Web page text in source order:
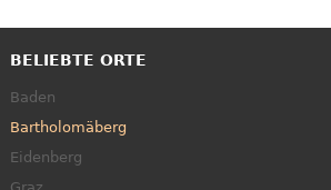
BELIEBTE ORTE
Baden
Bartholomäberg
Eidenberg
Graz